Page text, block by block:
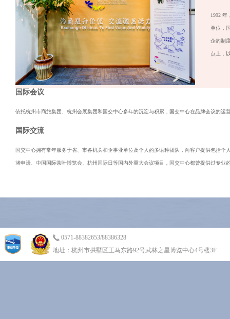
1992 年
单位，
企的制
点上，
国际会议
依托杭州市商旅集团、杭州会展集团和国交中心多年的沉淀与积累，国交中心在品牌会议的
国际交流
国交中心拥有常年服务于省、市各机关和企事业单位及个人的多语种团队，向客户提供包括
渚申遗、中国国际茶叶博览会、杭州国际日等国内外重大会议项目，国交中心都曾提供过专业
0571-88382653/88386328
地址：杭州市拱墅区王马东路92号武林之星博览中心4号楼3F